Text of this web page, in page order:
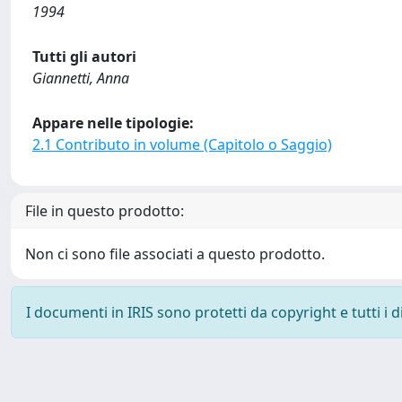
1994
Tutti gli autori
Giannetti, Anna
Appare nelle tipologie:
2.1 Contributo in volume (Capitolo o Saggio)
File in questo prodotto:
Non ci sono file associati a questo prodotto.
I documenti in IRIS sono protetti da copyright e tutti i